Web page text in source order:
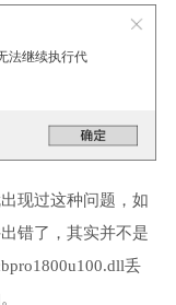
法继续执行代
现过这种问题，如
错了，其实并不是
丢